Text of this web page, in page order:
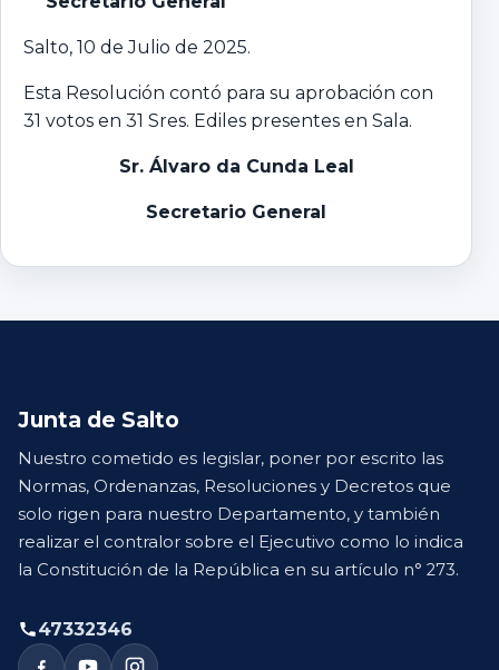
Salto, 10 de Julio de 2025.
Esta Resolución contó para su aprobación con
31 votos en 31 Sres. Ediles presentes en Sala.
Sr. Álvaro da Cunda Leal
Secretario General
Junta de Salto
Nuestro cometido es legislar, poner por escrito las
Normas, Ordenanzas, Resoluciones y Decretos que
solo rigen para nuestro Departamento, y también
realizar el contralor sobre el Ejecutivo como lo indica
la Constitución de la República en su artículo n° 273.
47332346